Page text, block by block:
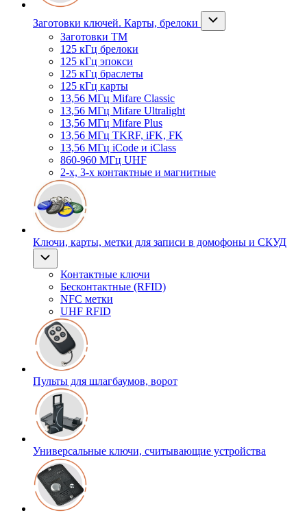
Заготовки ключей. Карты, брелоки
Заготовки ТМ
125 кГц брелоки
125 кГц эпокси
125 кГц браслеты
125 кГц карты
13,56 МГц Mifare Classic
13,56 МГц Mifare Ultralight
13,56 МГц Mifare Plus
13,56 МГц TKRF, iFK, FK
13,56 МГц iCode и iClass
860-960 МГц UHF
2-х, 3-х контактные и магнитные
Ключи, карты, метки для записи в домофоны и СКУД
Контактные ключи
Бесконтактные (RFID)
NFC метки
UHF RFID
Пульты для шлагбаумов, ворот
Универсальные ключи, считывающие устройства